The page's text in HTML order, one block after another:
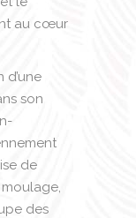
au cœur
son
de
des